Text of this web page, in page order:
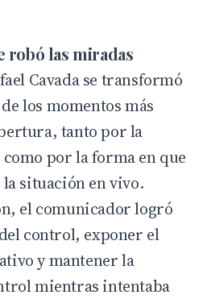
robó las miradas
Cavada se transformó
los momentos más
tanto por la
por la forma en que
situación en vivo.
el comunicador logró
control, exponer el
y mantener la
mientras intentaba